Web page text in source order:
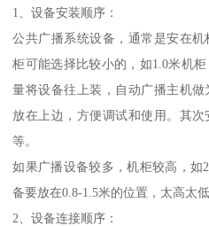
1、设备安装顺序：
公共广播系统设备，通常是安在
柜可能选择比较小的，如1.0米机
量将设备往上装，自动广播主机
放在上边，方便调试和使用。其
等。
如果广播设备较多，机柜较高，如
备要放在0.8-1.5米的位置，太高太
2、设备连接顺序：